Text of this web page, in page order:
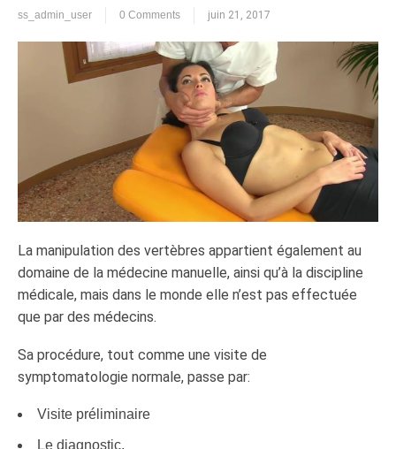
ss_admin_user 0 Comments juin 21, 2017
La manipulation des vertèbres appartient également au
domaine de la médecine manuelle, ainsi qu’à la discipline
médicale, mais dans le monde elle n’est pas effectuée
que par des médecins.
Sa procédure, tout comme une visite de
symptomatologie normale, passe par:
Visite préliminaire
Le diagnostic,